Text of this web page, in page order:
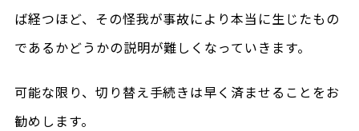
ば経つほど、その怪我が事故により本当に生じたもの
であるかどうかの説明が難しくなっていきます。
可能な限り、切り替え手続きは早く済ませることをお
勧めします。